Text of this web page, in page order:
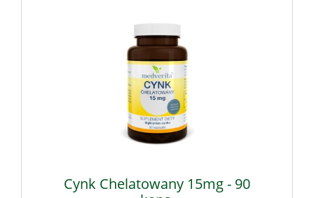
Cynk Chelatowany 15mg - 90